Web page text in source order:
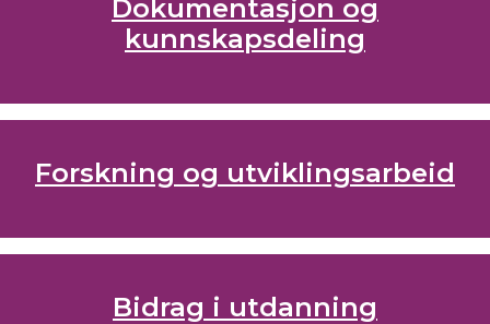
Dokumentasjon og
kunnskapsdeling
Forskning og utviklingsarbeid
Bidrag i utdanning